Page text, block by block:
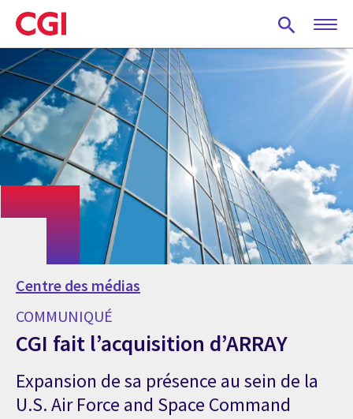
Skip
to
main
content
Centre des médias
COMMUNIQUÉ
CGI fait l’acquisition d’ARRAY
Expansion de sa présence au sein de la
U.S. Air Force and Space Command